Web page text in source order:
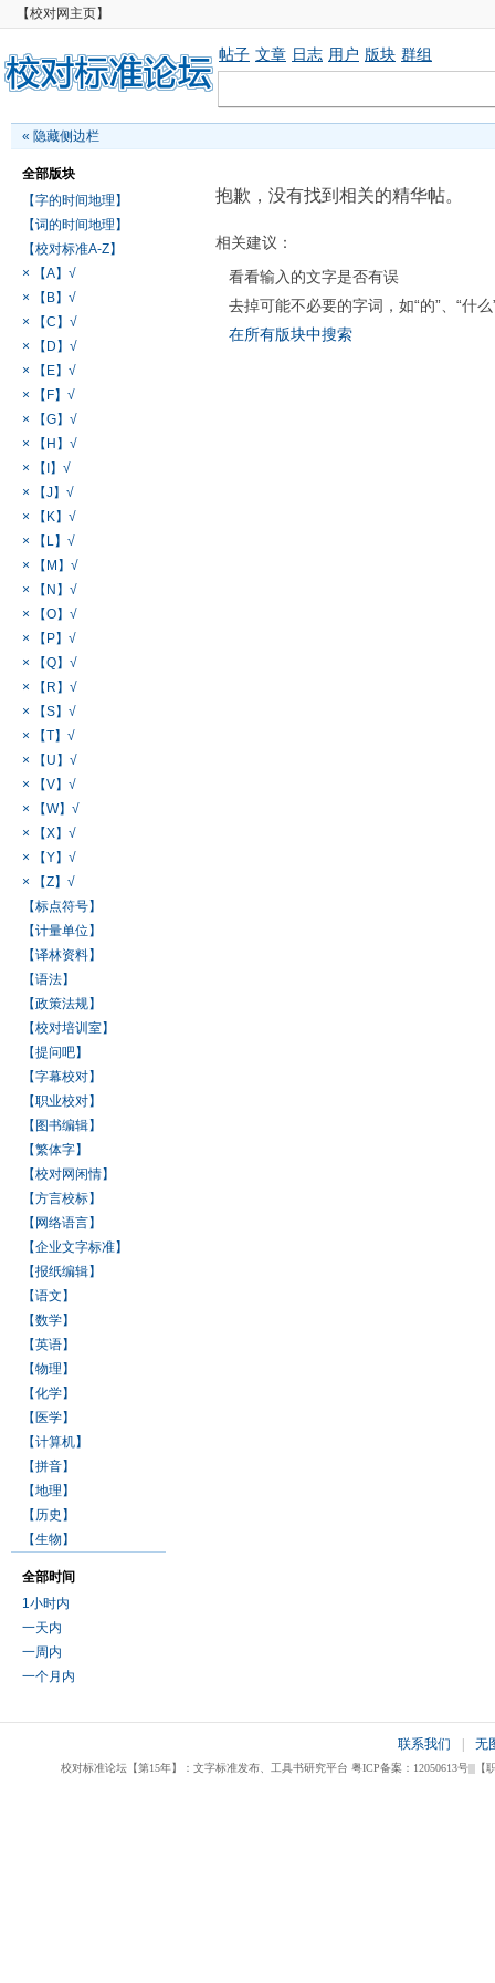
【校对网主页】
帖子 文章 日志 用户 版块 群组
« 隐藏侧边栏
全部版块
【字的时间地理】
【词的时间地理】
【校对标准A-Z】
× 【A】√
× 【B】√
× 【C】√
× 【D】√
× 【E】√
× 【F】√
× 【G】√
× 【H】√
× 【I】√
× 【J】√
× 【K】√
× 【L】√
× 【M】√
× 【N】√
× 【O】√
× 【P】√
× 【Q】√
× 【R】√
× 【S】√
× 【T】√
× 【U】√
× 【V】√
× 【W】√
× 【X】√
× 【Y】√
× 【Z】√
【标点符号】
【计量单位】
【译林资料】
【语法】
【政策法规】
【校对培训室】
【提问吧】
【字幕校对】
【职业校对】
【图书编辑】
【繁体字】
【校对网闲情】
【方言校标】
【网络语言】
【企业文字标准】
【报纸编辑】
【语文】
【数学】
【英语】
【物理】
【化学】
【医学】
【计算机】
【拼音】
【地理】
【历史】
【生物】
全部时间
1小时内
一天内
一周内
一个月内
抱歉，没有找到相关的精华帖。
相关建议：
看看输入的文字是否有误
去掉可能不必要的字词，如“的”、“什么
在所有版块中搜索
联系我们 无
校对标准论坛【第15年】：文字标准发布、工具书研究平台 粤ICP备案：12050613号|||【